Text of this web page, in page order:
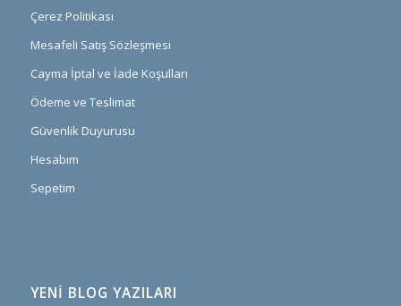
Çerez Politikası
Mesafeli Satış Sözleşmesi
Cayma İptal ve İade Koşulları
Ödeme ve Teslimat
Güvenlik Duyurusu
Hesabım
Sepetim
YENİ BLOG YAZILARI